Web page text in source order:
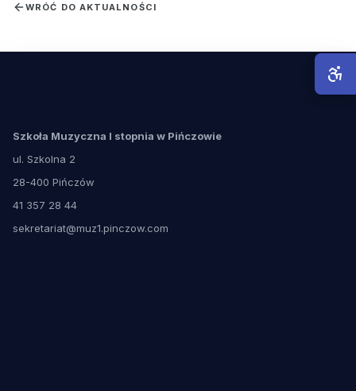
WRÓĆ DO AKTUALNOŚCI
Szkoła Muzyczna I stopnia w Pińczowie
ul. Szkolna 2
28-400 Pińczów
41 357 28 44
sekretariat@muz1.pinczow.com